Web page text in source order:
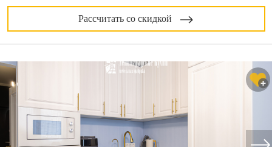
Рассчитать со скидкой